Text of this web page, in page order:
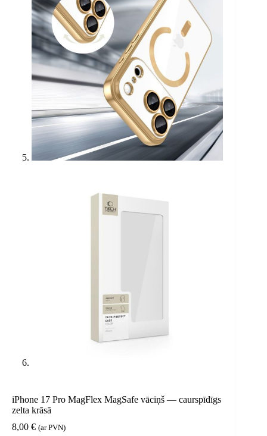
iPhone 17 Pro MagFlex MagSafe vāciņš — caurspīdīgs
zelta krāsā
8,00 € (ar PVN)